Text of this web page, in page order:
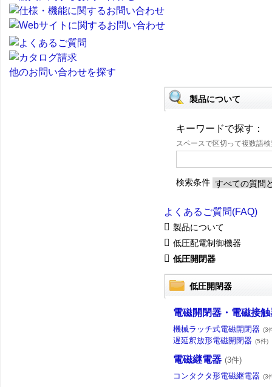
他のお問い合わせを探す
製品について
キーワードで探す：
スペースで区切って複数語
検索条件
よくあるご質問(FAQ)
製品について
低圧配電制御機器
低圧開閉器
低圧開閉器
電磁開閉器・電磁接触
機械ラッチ式電磁開閉器 (3
遅延釈放形電磁開閉器 (5件)
電磁継電器 (3件)
コンタクタ形電磁継電器 (3